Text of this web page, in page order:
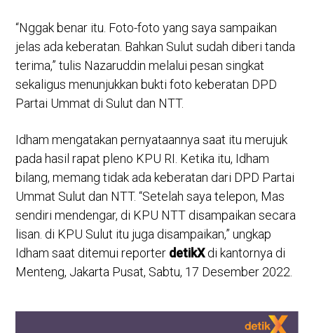
“Nggak benar itu. Foto-foto yang saya sampaikan
jelas ada keberatan. Bahkan Sulut sudah diberi tanda
terima,” tulis Nazaruddin melalui pesan singkat
sekaligus menunjukkan bukti foto keberatan DPD
Partai Ummat di Sulut dan NTT.
Idham mengatakan pernyataannya saat itu merujuk
pada hasil rapat pleno KPU RI. Ketika itu, Idham
bilang, memang tidak ada keberatan dari DPD Partai
Ummat Sulut dan NTT. “Setelah saya telepon, Mas
sendiri mendengar, di KPU NTT disampaikan secara
lisan. di KPU Sulut itu juga disampaikan,” ungkap
Idham saat ditemui reporter detikXdi kantornya di
Menteng, Jakarta Pusat, Sabtu, 17 Desember 2022.